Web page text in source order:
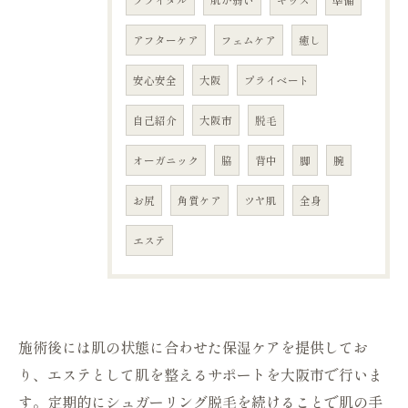
アフターケア フェムケア 癒し
安心安全 大阪 プライベート
自己紹介 大阪市 脱毛
オーガニック 脇 背中 脚 腕
お尻 角質ケア ツヤ肌 全身
エステ
施術後には肌の状態に合わせた保湿ケアを提供してお
り、エステとして肌を整えるサポートを大阪市で行いま
す。定期的にシュガーリング脱毛を続けることで肌の手